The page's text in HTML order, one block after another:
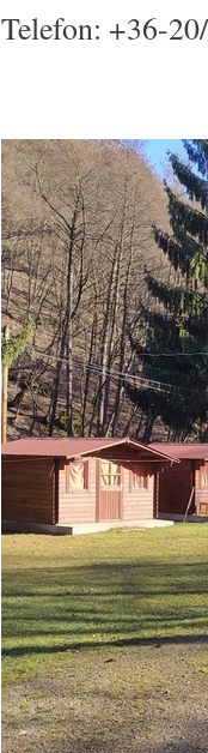
Telefon: +36-